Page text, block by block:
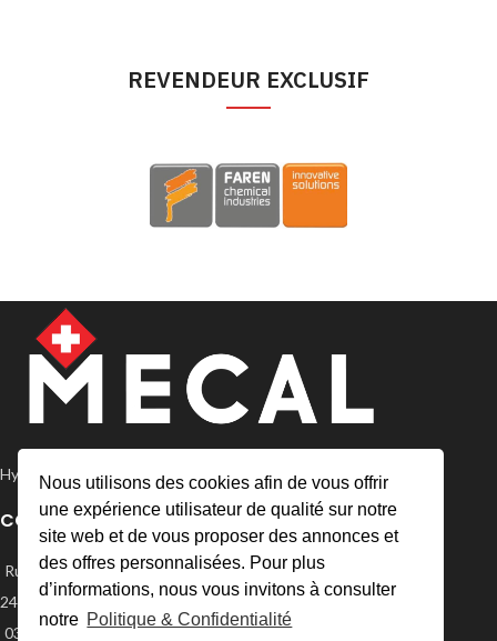
Nous utilisons des cookies afin de vous offrir
une expérience utilisateur de qualité sur notre
site web et de vous proposer des annonces et
des offres personnalisées. Pour plus
d’informations, nous vous invitons à consulter
notre Politique & Confidentialité
REVENDEUR EXCLUSIF
Hygiène et Propreté avant tout
CONTACT
Rue Daniel-JeanRichard 12
2400 Le Locle
032 931 19 20